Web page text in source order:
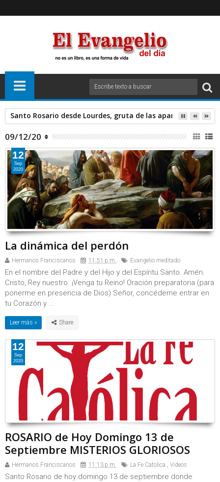
Santo Rosario desde Lourdes, gruta de las apariciones.
09/12/20
La dinámica del perdón
Hermanos Franciscanos 11:51 p.m. Evangelio meditado
En el nombre del Padre y del Hijo y del Espíritu Santo. Amén.
Cristo, Rey nuestro. ¡Venga tu Reino! Oración preparatoria (para
ponerme en presencia de Dios) Señor, concédeme entrar en
tu Corazón y ...
Leer más »
12
Sep
2020
ROSARIO de Hoy Domingo 13 de
Septiembre MISTERIOS GLORIOSOS
Hermanos Franciscanos 11:13 p.m. La Fe Catolica , Videos
Santo Rosario de hoy domingo 13 de septiembre donde
12
Sep
2020